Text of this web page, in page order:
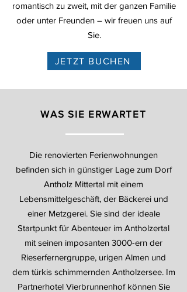
romantisch zu zweit, mit der ganzen Familie
oder unter Freunden – wir freuen uns auf
Sie.
JETZT BUCHEN
WAS SIE ERWARTET
Die renovierten Ferienwohnungen
befinden sich in günstiger Lage zum Dorf
Antholz Mittertal mit einem
Lebensmittelgeschäft, der Bäckerei und
einer Metzgerei. Sie sind der ideale
Startpunkt für Abenteuer im Antholzertal
mit seinen imposanten 3000-ern der
Rieserfernergruppe, urigen Almen und
dem türkis schimmernden Antholzersee. Im
Partnerhotel Vierbrunnenhof können Sie